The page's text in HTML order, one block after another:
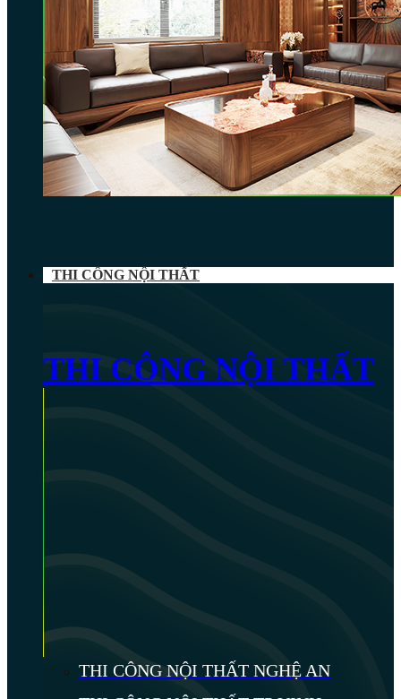
THI CÔNG NỘI THẤT
THI CÔNG NỘI THẤT
THI CÔNG NỘI THẤT NGHỆ AN